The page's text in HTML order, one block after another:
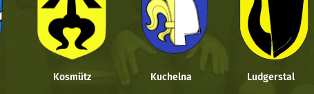
Kosmütz Kuchelna Ludgerstal